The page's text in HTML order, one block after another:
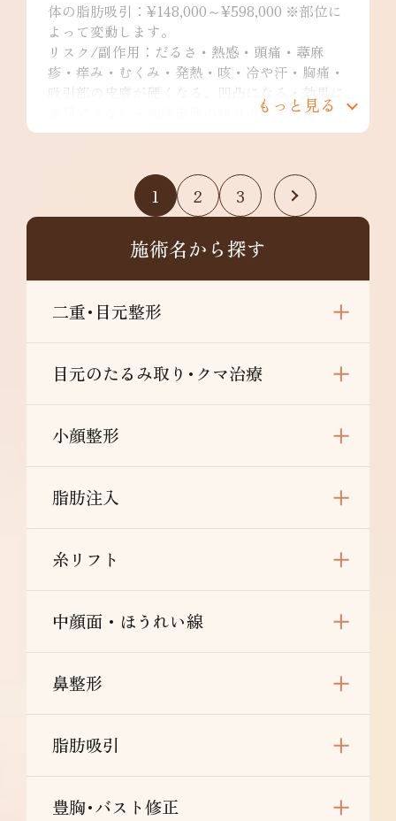
体の脂肪吸引：¥148,000～¥598,000 ※部位に
よって変動します。
リスク/副作用：だるさ・熱感・頭痛・蕁麻
疹・痒み・むくみ・発熱・咳・冷や汗・胸痛・
吸引部の皮膚が硬くなる、凹凸になる・効果に
満足できない・施術箇所の知覚の麻痺・鈍さ、
しびれ・皮膚の色素沈着などを生じることがあ
二の腕全周：¥349,800～
リスク/副作用：だるさ・熱感・頭痛・蕁麻
疹・痒み・むくみ・発熱・咳・冷や汗・胸痛・
満足できない・施術箇所の知覚の麻痺・鈍さ、
リスク/副作用：だるさ・熱感・頭痛・蕁麻
満足できない・施術箇所の知覚の麻痺・鈍さ、
肩甲骨横：¥198,000～
吸引部の皮膚が硬くなる、凹凸になる・効果に
ります。
もっと見る
1 2 3
施術名から探す
二重･目元整形
目元のたるみ取り･クマ治療
小顔整形
脂肪注入
糸リフト
中顔面・ほうれい線
鼻整形
脂肪吸引
豊胸･バスト修正